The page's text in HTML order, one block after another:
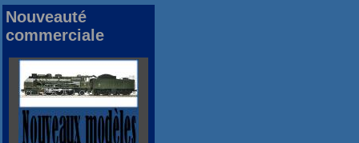
Nouveauté
commerciale